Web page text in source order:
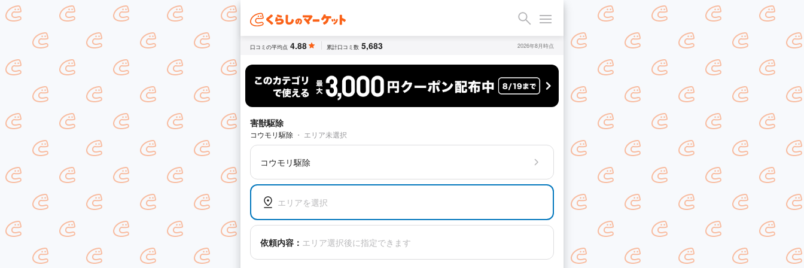
口コミの平均点 4.88 累計口コミ数 5,683 2026年8月時点
害獣駆除
コウモリ駆除 ・ エリア未選択
コウモリ駆除
エリアを選択
依頼内容： エリア選択後に指定できます